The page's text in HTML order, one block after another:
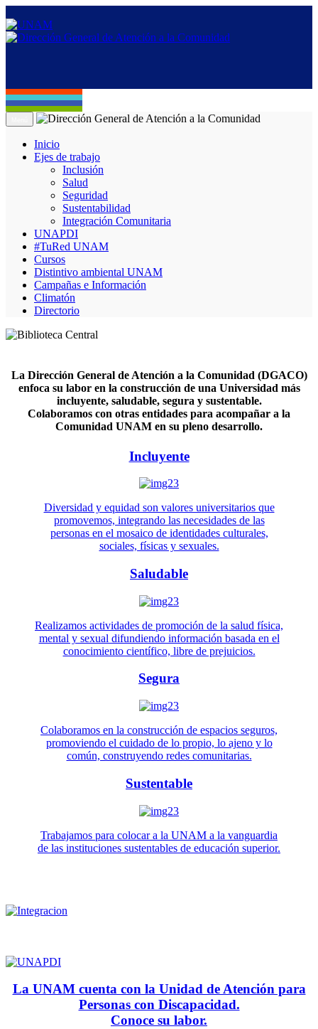
Inicio
Ejes de trabajo
Inclusión
Salud
Seguridad
Sustentabilidad
Integración Comunitaria
UNAPDI
#TuRed UNAM
Cursos
Distintivo ambiental UNAM
Campañas e Información
Climatón
Directorio
La Dirección General de Atención a la Comunidad (DGACO)
enfoca su labor en la construcción de una Universidad más
incluyente, saludable, segura y sustentable.
Colaboramos con otras entidades para acompañar a la
Comunidad UNAM en su pleno desarrollo.
Incluyente
Diversidad y equidad son valores universitarios que
promovemos, integrando las necesidades de las
personas en el mosaico de identidades culturales,
sociales, físicas y sexuales.
Saludable
Realizamos actividades de promoción de la salud física,
mental y sexual difundiendo información basada en el
conocimiento científico, libre de prejuicios.
Segura
Colaboramos en la construcción de espacios seguros,
promoviendo el cuidado de lo propio, lo ajeno y lo
común, construyendo redes comunitarias.
Sustentable
Trabajamos para colocar a la UNAM a la vanguardia
de las instituciones sustentables de educación superior.
La UNAM cuenta con la Unidad de Atención para
Personas con Discapacidad.
Conoce su labor.